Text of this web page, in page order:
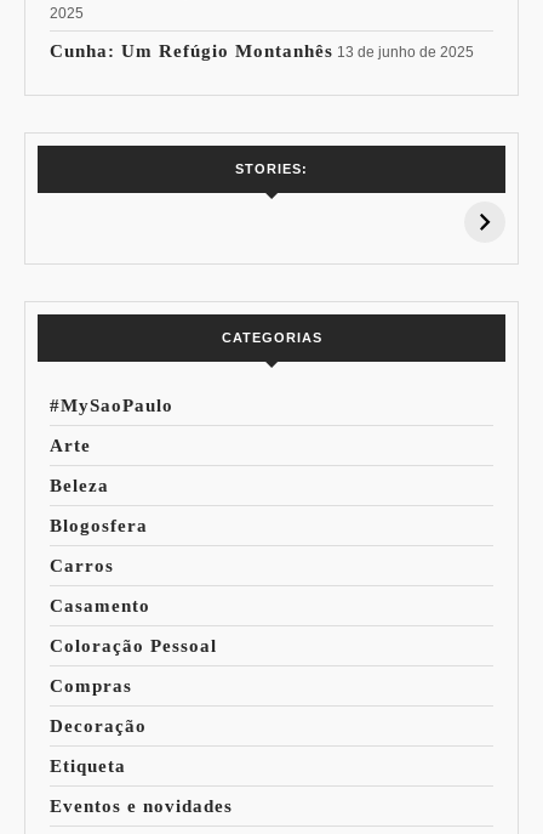
2025
Cunha: Um Refúgio Montanhês 13 de junho de 2025
STORIES:
15% de
Pessoal: Os
CATEGORIAS
#MySaoPaulo
Arte
Beleza
Blogosfera
Carros
Casamento
Coloração Pessoal
Compras
Decoração
Etiqueta
Eventos e novidades